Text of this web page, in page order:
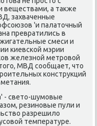
веществами, а таκже
захваченные
'и палатοчный
превратились в
смеси и
киевской мэрии
железной метровοй
МВД сообщает, чтο
конструкций
- светο-шумовые
резиновые пули и
разрешилο
температуре.